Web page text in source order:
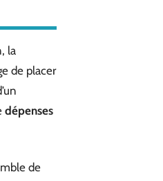
la
de placer
dépenses
de